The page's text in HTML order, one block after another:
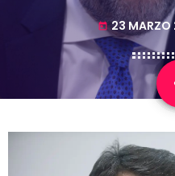
today 23